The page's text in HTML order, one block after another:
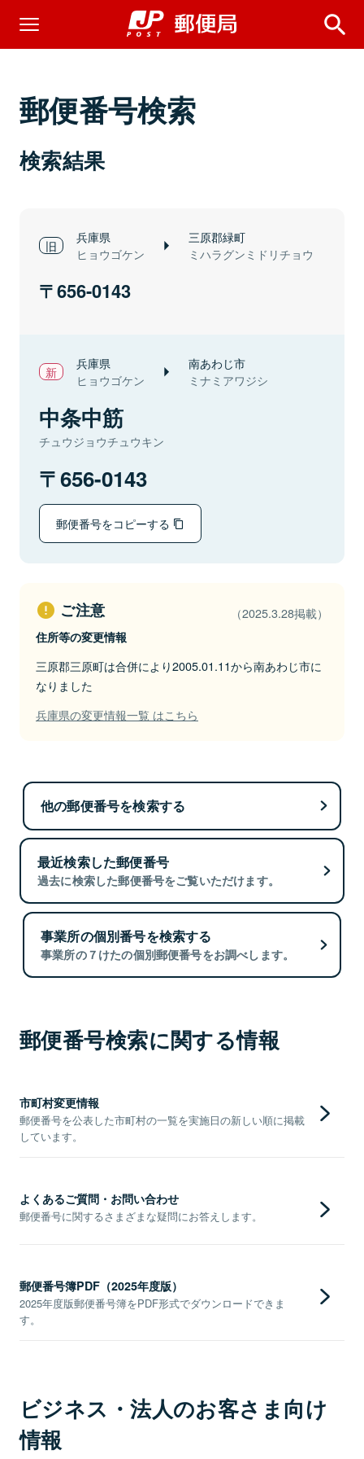
郵便番号検索
検索結果
兵庫県
ヒョウゴケン
三原郡緑町
ミハラグンミドリチョウ
656-0143
兵庫県
ヒョウゴケン
南あわじ市
ミナミアワジシ
中条中筋
チュウジョウチュウキン
656-0143
郵便番号をコピーする
ご注意 （2025.3.28掲載）
住所等の変更情報
三原郡三原町は合併により2005.01.11から南あわじ市に
なりました
兵庫県の変更情報一覧 はこちら
他の郵便番号を検索する
最近検索した郵便番号
過去に検索した郵便番号をご覧いただけます。
事業所の個別番号を検索する
事業所の７けたの個別郵便番号をお調べします。
郵便番号検索に関する情報
市町村変更情報
郵便番号を公表した市町村の一覧を実施日の新しい順に掲載
しています。
よくあるご質問・お問い合わせ
郵便番号に関するさまざまな疑問にお答えします。
郵便番号簿PDF（2025年度版）
2025年度版郵便番号簿をPDF形式でダウンロードできま
す。
ビジネス・法人のお客さま向け
情報